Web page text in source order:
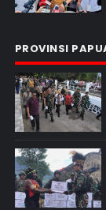
PROVINSI